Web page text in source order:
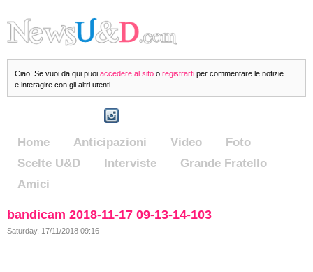
Ciao! Se vuoi da qui puoi accedere al sito o registrarti per commentare le notizie
e interagire con gli altri utenti.
Home Anticipazioni Video
Foto
Scelte U&D
Interviste
Grande Fratello
Amici
bandicam 2018-11-17 09-13-14-103
Saturday, 17/11/2018 09:16